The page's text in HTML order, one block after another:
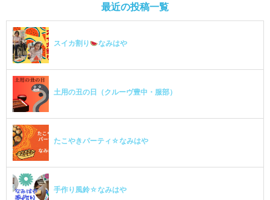
最近の投稿一覧
スイカ割り なみはや
土用の丑の日（クルーヴ豊中・服部）
たこやきパーティ☆なみはや
手作り風鈴☆なみはや